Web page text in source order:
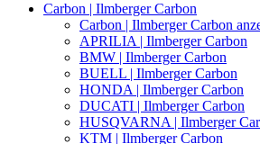
Carbon | Ilmberger Carbon
Carbon | Ilmberger Carbon
APRILIA | Ilmberger Carbon
BMW | Ilmberger Carbon
BUELL | Ilmberger Carbon
HONDA | Ilmberger Carbon
DUCATI | Ilmberger Carbon
HUSQVARNA | Ilmberger
KTM | Ilmberger Carbon